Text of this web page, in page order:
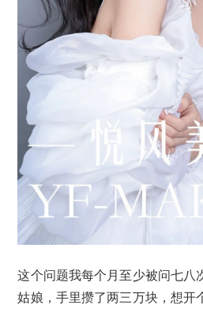
这个问题我每个月至少被问七八
姑娘，手里攒了两三万块，想开